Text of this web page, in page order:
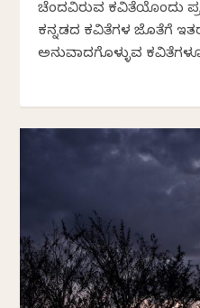
ಚೆಂದವಿರುವ ಕವಿತೆಯೊಂದು
ಕನ್ನಡದ ಕವಿತೆಗಳ ಜೊತೆಗೆ
ಅನುವಾದಗೊಳ್ಳುವ ಕವಿತೆಗಳೂ